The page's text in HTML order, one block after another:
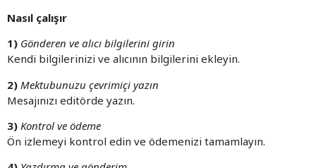
Nasıl çalışır
1) Gönderen ve alıcı bilgilerini girin
Kendi bilgilerinizi ve alıcının bilgilerini ekleyin.
2) Mektubunuzu çevrimiçi yazın
Mesajınızı editörde yazın.
3) Kontrol ve ödeme
Ön izlemeyi kontrol edin ve ödemenizi tamamlayın.